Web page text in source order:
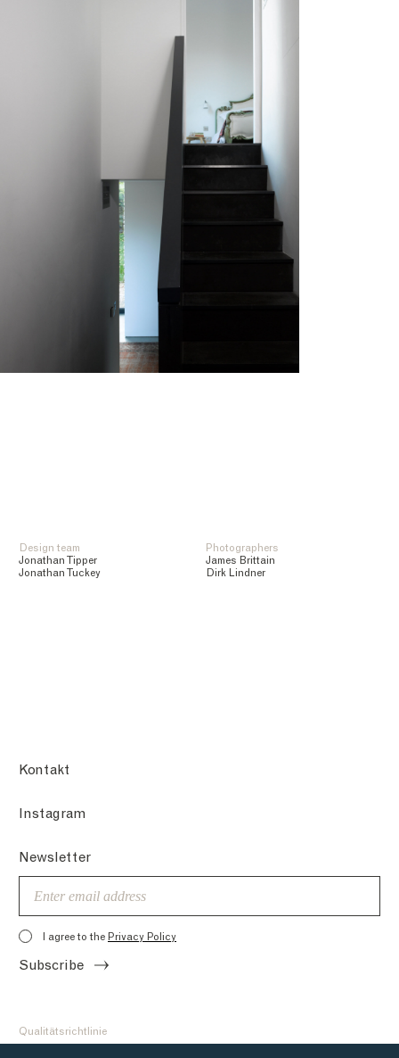
Design team
Jonathan Tipper
Jonathan Tuckey
Photographers
James Brittain
Dirk Lindner
Kontakt
Instagram
Newsletter
I agree to the Privacy Policy
Subscribe
Qualitätsrichtlinie